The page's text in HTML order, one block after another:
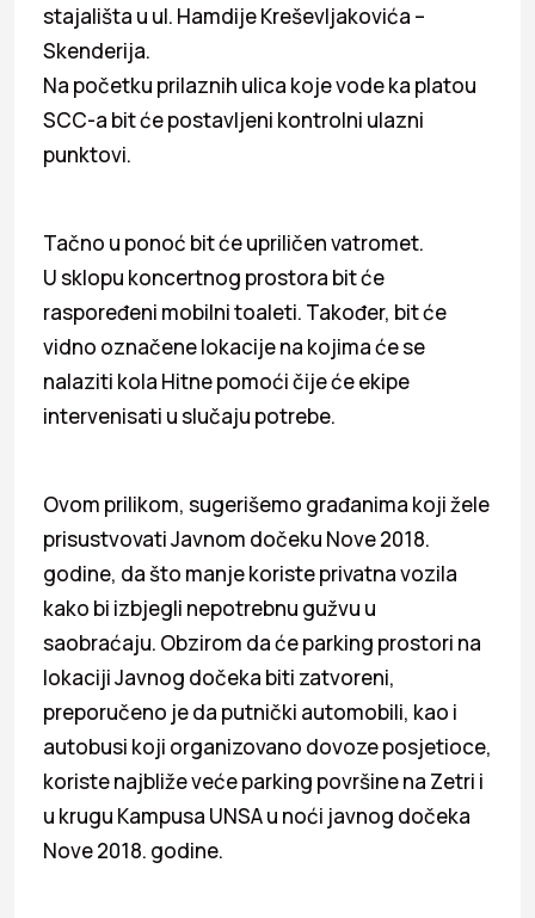
stajališta u ul. Hamdije Kreševljakovića –
Skenderija.
Na početku prilaznih ulica koje vode ka platou
SCC-a bit će postavljeni kontrolni ulazni
punktovi.
Tačno u ponoć bit će upriličen vatromet.
U sklopu koncertnog prostora bit će
raspoređeni mobilni toaleti. Također, bit će
vidno označene lokacije na kojima će se
nalaziti kola Hitne pomoći čije će ekipe
intervenisati u slučaju potrebe.
Ovom prilikom, sugerišemo građanima koji žele
prisustvovati Javnom dočeku Nove 2018.
godine, da što manje koriste privatna vozila
kako bi izbjegli nepotrebnu gužvu u
saobraćaju. Obzirom da će parking prostori na
lokaciji Javnog dočeka biti zatvoreni,
preporučeno je da putnički automobili, kao i
autobusi koji organizovano dovoze posjetioce,
koriste najbliže veće parking površine na Zetri i
u krugu Kampusa UNSA u noći javnog dočeka
Nove 2018. godine.